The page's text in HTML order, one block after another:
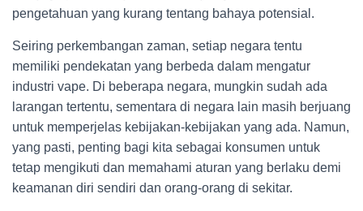
pengetahuan yang kurang tentang bahaya potensial.
Seiring perkembangan zaman, setiap negara tentu
memiliki pendekatan yang berbeda dalam mengatur
industri vape. Di beberapa negara, mungkin sudah ada
larangan tertentu, sementara di negara lain masih berjuang
untuk memperjelas kebijakan-kebijakan yang ada. Namun,
yang pasti, penting bagi kita sebagai konsumen untuk
tetap mengikuti dan memahami aturan yang berlaku demi
keamanan diri sendiri dan orang-orang di sekitar.